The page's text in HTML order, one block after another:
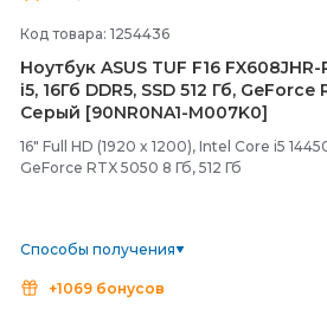
Код товара: 1254436
Ноутбук ASUS TUF F16 FX608JHR-
i5, 16Гб DDR5, SSD 512 Гб,
Серый [90NR0NA1-M007K0]
16" Full HD (1920 x 1200), Intel Core i5
GeForce RTX 5050 8 Гб, 512 Гб
Способы получения
+1069 бонусов